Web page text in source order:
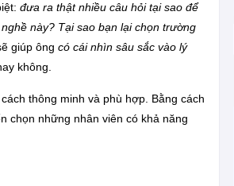
đưa ra thật nhiều câu hỏi tại sao để
này? Tại sao bạn lại chọn trường
giúp ông có cái nhìn sâu sắc vào lý
không.
thông minh và phù hợp. Bằng cách
chọn những nhân viên có khả năng